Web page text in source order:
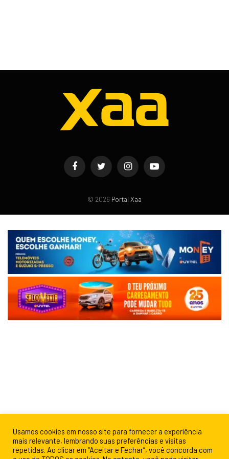
FacebookTwitter InstagramYouTube
© 2026 Portal Xaa
Usamos cookies em nosso site para fornecer a experiência
mais relevante, lembrando suas preferências e visitas
repetidas. Ao clicar em “Aceitar e Fechar”, você concorda com